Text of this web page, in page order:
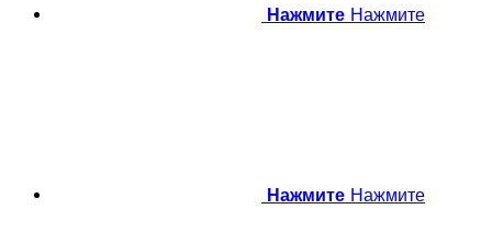
Нажмите Нажмите
Нажмите Нажмите